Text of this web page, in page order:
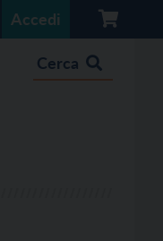
Accedi
Cerca